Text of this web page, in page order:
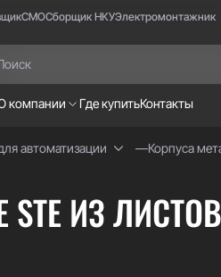
СМОСборщик НКУЭлектромонтажник
компании Где купитьКонтакты
автоматизации Корпуса
ИЗ